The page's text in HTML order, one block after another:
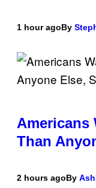
1 hour agoBy
Americans
Than
2 hours agoBy